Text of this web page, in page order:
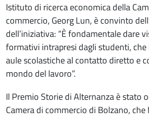
Istituto di ricerca economica della
commercio, Georg Lun, è convinto
dell’iniziativa: “È fondamentale dare
formativi intrapresi dagli studenti,
aule scolastiche al contatto diretto e
mondo del lavoro”.
Il Premio Storie di Alternanza è stato
Camera di commercio di Bolzano, che